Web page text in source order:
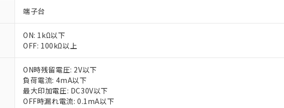
端子台
ON: 1kΩ以下
OFF: 100kΩ以上
ON時残留電圧: 2V以下
負荷電流: 4mA以下
最大印加電圧: DC30V以下
OFF時漏れ電流: 0.1mA以下
ご利用条件
以下の条件をお読みいただき、同意のうえご利用ください。
本サービスは、当社制御機器事業取扱商品の当社在庫状況および標準価格(税抜)を
くものです。
当社制御機器事業取扱商品の中には、本サービスの対象外となる商品もあること
対応予定なし：EU RoHS指令（10物質）の非含有に非対応の商品で、対応品を出す予
調査・確認中：EU RoHS指令（10物質）の非含有の対応状況を調査中または確認中の
非該当品：ライセンス料など無形物で、有害物質有無と関係のない商品です。
仕入先様の事情により、非含有部品としていたものが、含有品と判明した場合などやむ
があります。
*EU RoHS指令（10物質）：
鉛(Pb) 1000ppm以下、 水銀(Hg) 1000ppm以下、 カドミウム(Cd) 100ppm以下、
六価クロム(Cr(Ⅵ)) 1000ppm以下、ポリ臭化ビフェニル類(PBB) 1000ppm以下、ポリ臭化ジフェニルエーテル類
フタル酸ビス(2-エチルヘキシル) (DEHP)(別名：DOP) 1000ppm以下、フタル酸ブチルベンジル（BBP）
※1 中国RoHS○×表
「○」：最大均質材料含有率が中国RoHSの基準値以下であることを示します。
「×」：最大均質材料含有率が中国RoHSの基準値を超えていることを示します。
「－」：未確認です。当社販売部門へお問い合わせください。
*中国RoHS10物質の基準値 (GB/T26572)：
当社は、これら貴社製品のうち、外国為替および外国貿易法に定める商品（以下｢
う）を輸出または国外への提供する場合は、日本国政府の輸出許可(または役務取
などの必要な手続きをとります。
説明